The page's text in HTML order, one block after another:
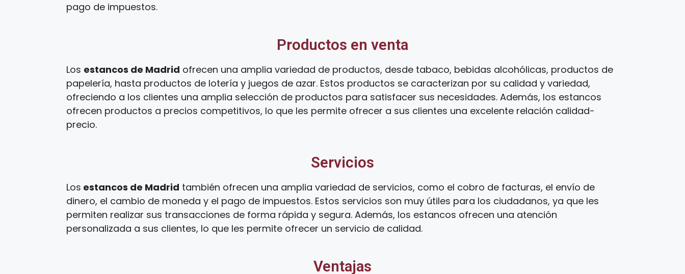
pago de impuestos.
Productos en venta
Los estancos de Madrid ofrecen una amplia variedad de productos, desde tabaco, bebidas alcohólicas, productos de
papelería, hasta productos de lotería y juegos de azar. Estos productos se caracterizan por su calidad y variedad,
ofreciendo a los clientes una amplia selección de productos para satisfacer sus necesidades. Además, los estancos
ofrecen productos a precios competitivos, lo que les permite ofrecer a sus clientes una excelente relación calidad-
precio.
Servicios
Los estancos de Madrid también ofrecen una amplia variedad de servicios, como el cobro de facturas, el envío de
dinero, el cambio de moneda y el pago de impuestos. Estos servicios son muy útiles para los ciudadanos, ya que les
permiten realizar sus transacciones de forma rápida y segura. Además, los estancos ofrecen una atención
personalizada a sus clientes, lo que les permite ofrecer un servicio de calidad.
Ventajas